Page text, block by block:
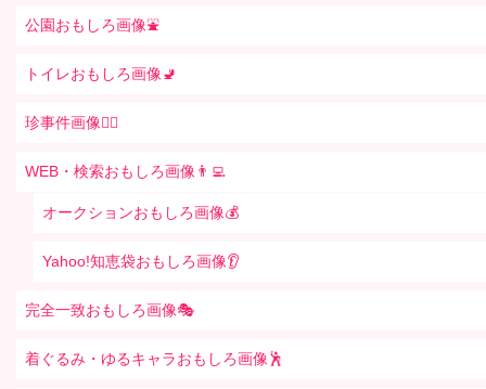
公園おもしろ画像⛲️
トイレおもしろ画像🚽
珍事件画像👮‍♂️
WEB・検索おもしろ画像👨‍💻
オークションおもしろ画像💰
Yahoo!知恵袋おもしろ画像👂
完全一致おもしろ画像🎭
着ぐるみ・ゆるキャラおもしろ画像🕺